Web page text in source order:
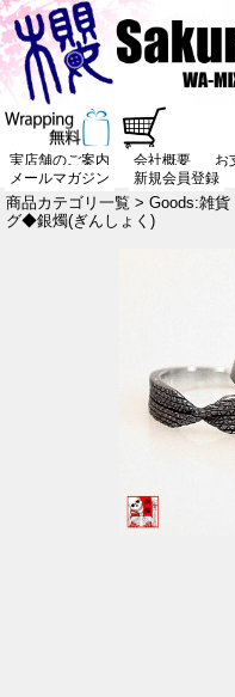
実店舗のご案内 会社概要 お
メールマガジン
新規会員登録
商品カテゴリ一覧 > Goods:雑貨
グ◆銀燭(ぎんしょく)